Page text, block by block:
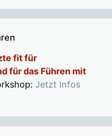
fit für
für das Führen mit
Jetzt Infos